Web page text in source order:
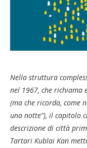
Nella struttura
nel 1967, che richiama
(ma che ricorda, come
una notte”), il capitolo
descrizione di città
Tartari Kublai Kan